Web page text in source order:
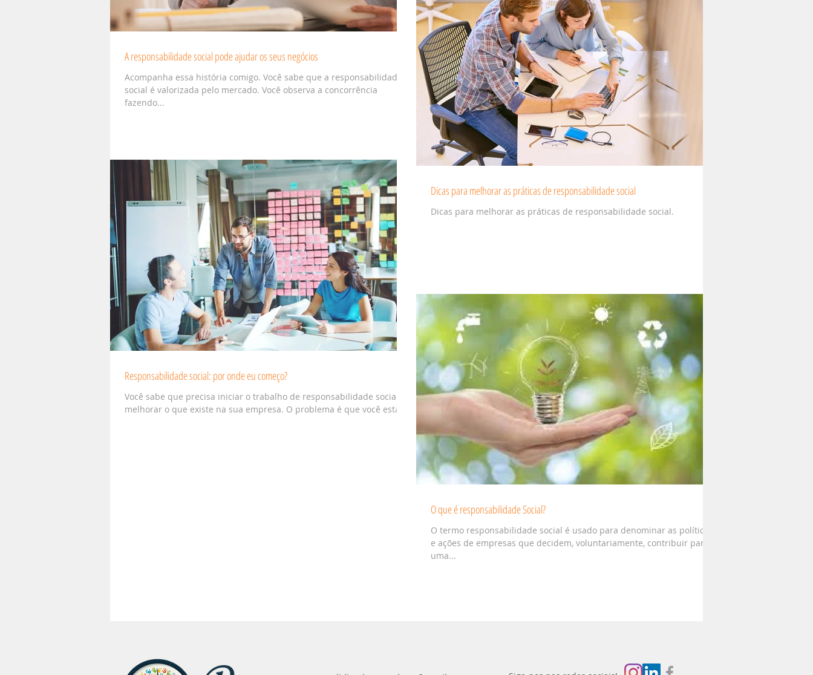
A responsabilidade social pode ajudar os seus negócios
Acompanha essa história comigo. Você sabe que a responsabilidade
social é valorizada pelo mercado. Você observa a concorrência
fazendo...
Dicas para melhorar as práticas de responsabilidade social
Dicas para melhorar as práticas de responsabilidade social.
Responsabilidade social: por onde eu começo?
Você sabe que precisa iniciar o trabalho de responsabilidade social ou
melhorar o que existe na sua empresa. O problema é que você está...
O que é responsabilidade Social?
O termo responsabilidade social é usado para denominar as políticas
e ações de empresas que decidem, voluntariamente, contribuir para
uma...